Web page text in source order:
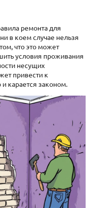
ремонта для
в коем случае нельзя
что это может
условия проживания
несущих
привести к
карается законом.